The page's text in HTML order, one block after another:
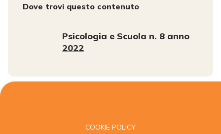
Dove trovi questo contenuto
Psicologia e Scuola n. 8 anno
2022
COOKIE POLICY